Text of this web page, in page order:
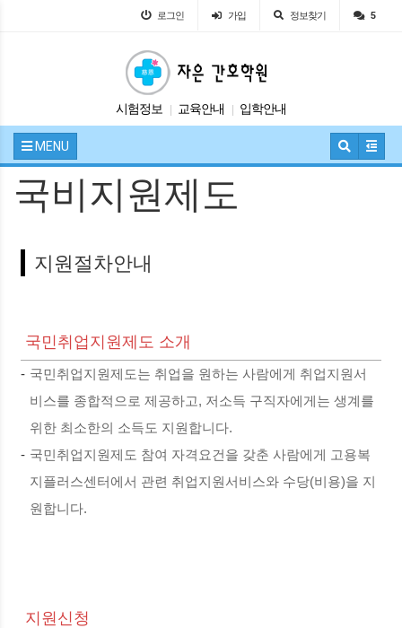
로그인 가입 정보찾기 5
시험정보 교육안내 입학안내
자유게시판
공지사항
MENU
국비지원제도
지원절차안내
국민취업지원제도 소개
- 국민취업지원제도는 취업을 원하는 사람에게 취업지원서
비스를 종합적으로 제공하고, 저소득 구직자에게는 생계를
위한 최소한의 소득도 지원합니다.
- 국민취업지원제도 참여 자격요건을 갖춘 사람에게 고용복
지플러스센터에서 관련 취업지원서비스와 수당(비용)을 지
원합니다.
지원신청